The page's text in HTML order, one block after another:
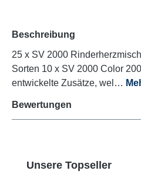
Beschreibung
25 x SV 2000
Sorten 10 x SV 2000 Color
entwickelte Zusätze, wel…
Bewertungen
Produktgalerie überspringen
Unsere Topseller